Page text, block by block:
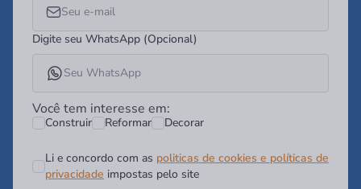
Digite seu WhatsApp (Opcional)
Você tem interesse em:
Construir Reformar Decorar
Li e concordo com as politicas de cookies e políticas de
privacidade impostas pelo site